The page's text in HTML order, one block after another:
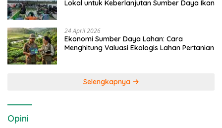
Lokal untuk Keberlanjutan Sumber Daya Ikan
24 April 2026
Ekonomi Sumber Daya Lahan: Cara
Menghitung Valuasi Ekologis Lahan Pertanian
Selengkapnya
Opini